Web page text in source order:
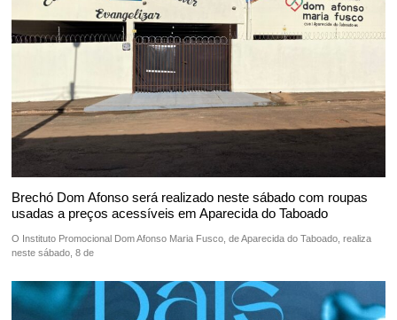
Brechó Dom Afonso será realizado neste sábado com roupas
usadas a preços acessíveis em Aparecida do Taboado
O Instituto Promocional Dom Afonso Maria Fusco, de Aparecida do Taboado, realiza
neste sábado, 8 de